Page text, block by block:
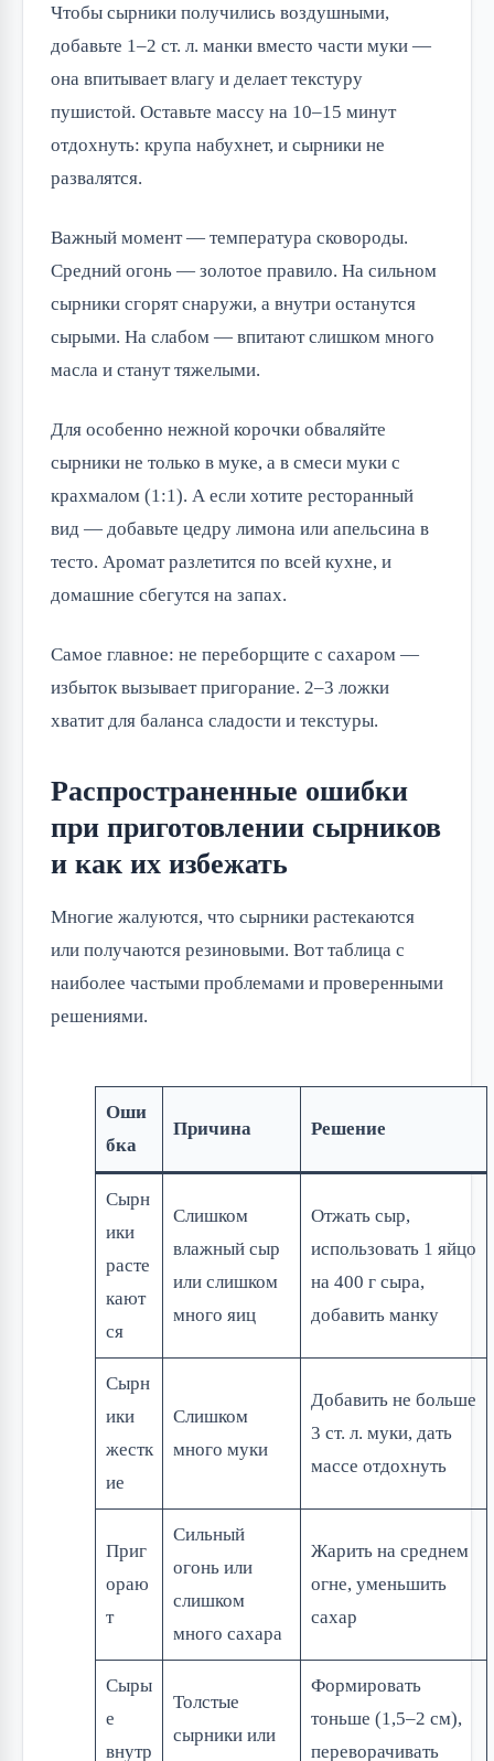
Чтобы сырники получились воздушными,
добавьте 1–2 ст. л. манки вместо части муки —
она впитывает влагу и делает текстуру
пушистой. Оставьте массу на 10–15 минут
отдохнуть: крупа набухнет, и сырники не
развалятся.
Важный момент — температура сковороды.
Средний огонь — золотое правило. На сильном
сырники сгорят снаружи, а внутри останутся
сырыми. На слабом — впитают слишком много
масла и станут тяжелыми.
Для особенно нежной корочки обваляйте
сырники не только в муке, а в смеси муки с
крахмалом (1:1). А если хотите ресторанный
вид — добавьте цедру лимона или апельсина в
тесто. Аромат разлетится по всей кухне, и
домашние сбегутся на запах.
Самое главное: не переборщите с сахаром —
избыток вызывает пригорание. 2–3 ложки
хватит для баланса сладости и текстуры.
Распространенные ошибки
при приготовлении сырников
и как их избежать
Многие жалуются, что сырники растекаются
или получаются резиновыми. Вот таблица с
наиболее частыми проблемами и проверенными
решениями.
Оши
бка
Причина Решение
Сырн
ики
расте
кают
ся
Слишком
влажный сыр
или слишком
много яиц
Отжать сыр,
использовать 1 яйцо
на 400 г сыра,
добавить манку
Сырн
ики
жестк
ие
Слишком
много муки
Добавить не больше
3 ст. л. муки, дать
массе отдохнуть
Приг
ораю
т
Сильный
огонь или
слишком
много сахара
Жарить на среднем
огне, уменьшить
сахар
Сыры
е
внутр
Толстые
сырники или
Формировать
тоньше (1,5–2 см),
переворачивать